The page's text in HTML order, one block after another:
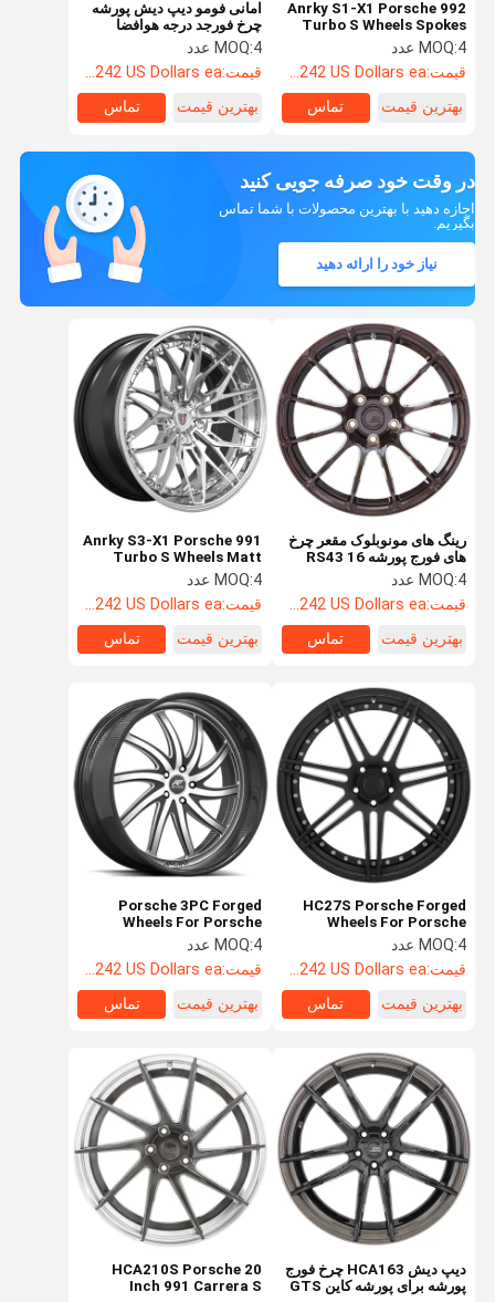
صفحه اصلی محصولات درباره ما تور کارخانه
امانی فومو دیپ دیش پورشه
چرخ فورجد درجه هوافضا
MOQ:4 عدد
قیمت:Starting at $242 US Dollars ea
بهترین قیمت
تماس
Anrky S1-X1 Porsche 992
Turbo S Wheels Spokes
Staggered
MOQ:4 عدد
قیمت:Starting at $242 US Dollars ea
بهترین قیمت
تماس
در وقت خود صرفه جویی کنید
اجازه دهید با بهترین محصولات با شما تماس
بگیریم.
نیاز خود را ارائه دهید
رینگ های مونوبلوک مقعر چرخ
های فورج پورشه RS43 16
اینچ 18 اینچ 20 اینچ
MOQ:4 عدد
قیمت:Starting at $242 US Dollars ea
بهترین قیمت
تماس
Anrky S3-X1 Porsche 991
Turbo S Wheels Matt
Black 3PC Options
MOQ:4 عدد
قیمت:Starting at $242 US Dollars ea
بهترین قیمت
تماس
HC27S Porsche Forged
Wheels For Porsche
Panamera BC Forged
MOQ:4 عدد
قیمت:Starting at $242 US Dollars ea
بهترین قیمت
تماس
Porsche 3PC Forged
Wheels For Porsche
Panamera Entourage
امانی
MOQ:4 عدد
قیمت:Starting at $242 US Dollars ea
بهترین قیمت
تماس
دیپ دیش HCA163 چرخ فورج
پورشه برای پورشه کاین GTS
HCA210S Porsche 20
Inch 991 Carrera S